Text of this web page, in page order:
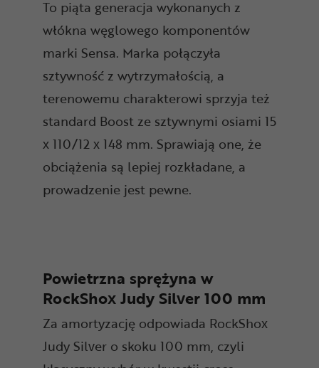
To piąta generacja wykonanych z
włókna węglowego komponentów
marki Sensa. Marka połączyła
sztywność z wytrzymałością, a
terenowemu charakterowi sprzyja też
standard Boost ze sztywnymi osiami 15
x 110/12 x 148 mm. Sprawiają one, że
obciążenia są lepiej rozkładane, a
prowadzenie jest pewne.
Powietrzna sprężyna w
RockShox Judy Silver 100 mm
Za amortyzację odpowiada RockShox
Judy Silver o skoku 100 mm, czyli